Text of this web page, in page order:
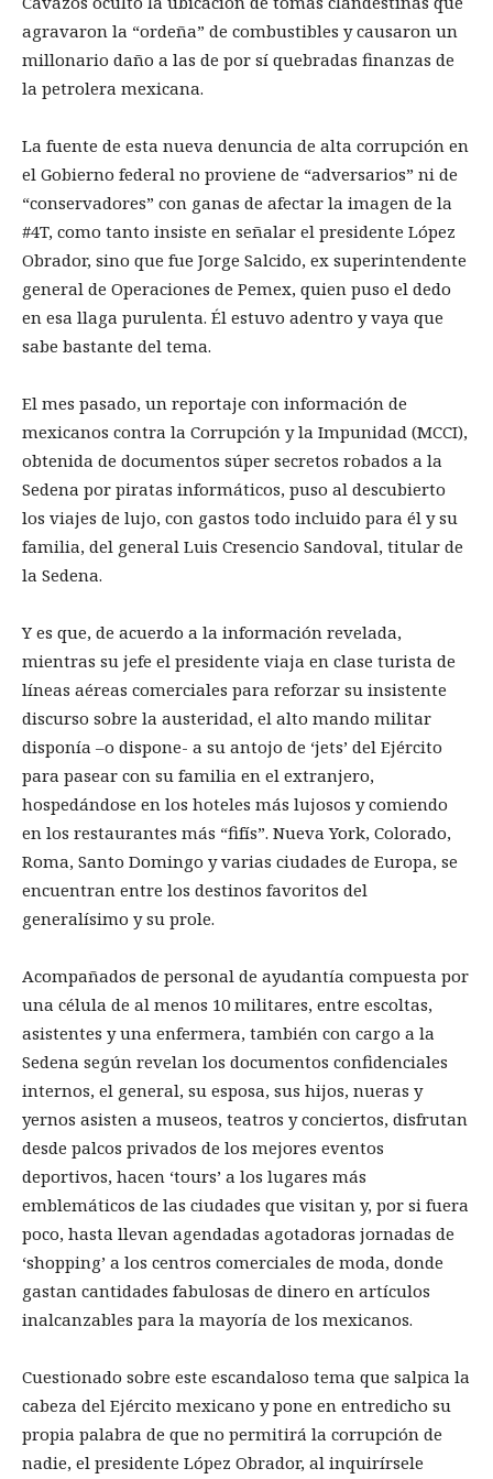
agravaron la “ordeña” de combustibles y causaron un
millonario daño a las de por sí quebradas finanzas de
la petrolera mexicana.
La fuente de esta nueva denuncia de alta corrupción en
el Gobierno federal no proviene de “adversarios” ni de
“conservadores” con ganas de afectar la imagen de la
#4T, como tanto insiste en señalar el presidente López
Obrador, sino que fue Jorge Salcido, ex superintendente
general de Operaciones de Pemex, quien puso el dedo
en esa llaga purulenta. Él estuvo adentro y vaya que
sabe bastante del tema.
El mes pasado, un reportaje con información de
mexicanos contra la Corrupción y la Impunidad (MCCI),
obtenida de documentos súper secretos robados a la
Sedena por piratas informáticos, puso al descubierto
los viajes de lujo, con gastos todo incluido para él y su
familia, del general Luis Cresencio Sandoval, titular de
la Sedena.
Y es que, de acuerdo a la información revelada,
mientras su jefe el presidente viaja en clase turista de
líneas aéreas comerciales para reforzar su insistente
discurso sobre la austeridad, el alto mando militar
disponía –o dispone- a su antojo de ‘jets’ del Ejército
para pasear con su familia en el extranjero,
hospedándose en los hoteles más lujosos y comiendo
en los restaurantes más “fifís”. Nueva York, Colorado,
Roma, Santo Domingo y varias ciudades de Europa, se
encuentran entre los destinos favoritos del
generalísimo y su prole.
Acompañados de personal de ayudantía compuesta por
una célula de al menos 10 militares, entre escoltas,
asistentes y una enfermera, también con cargo a la
Sedena según revelan los documentos confidenciales
internos, el general, su esposa, sus hijos, nueras y
yernos asisten a museos, teatros y conciertos, disfrutan
desde palcos privados de los mejores eventos
deportivos, hacen ‘tours’ a los lugares más
emblemáticos de las ciudades que visitan y, por si fuera
poco, hasta llevan agendadas agotadoras jornadas de
‘shopping’ a los centros comerciales de moda, donde
gastan cantidades fabulosas de dinero en artículos
inalcanzables para la mayoría de los mexicanos.
Cuestionado sobre este escandaloso tema que salpica la
cabeza del Ejército mexicano y pone en entredicho su
propia palabra de que no permitirá la corrupción de
nadie, el presidente López Obrador, al inquirírsele